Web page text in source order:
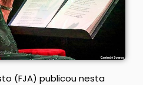
(FJA) publicou nesta